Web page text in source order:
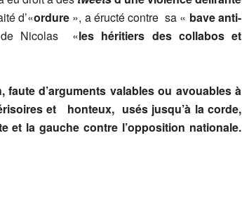
d’«ordure», a éructé contre sa « bave anti-
de Nicolas «les héritiers des collabos et
faute d’arguments valables ou avouables à
et honteux, usés jusqu’à la corde,
et la gauche contre l’opposition nationale.